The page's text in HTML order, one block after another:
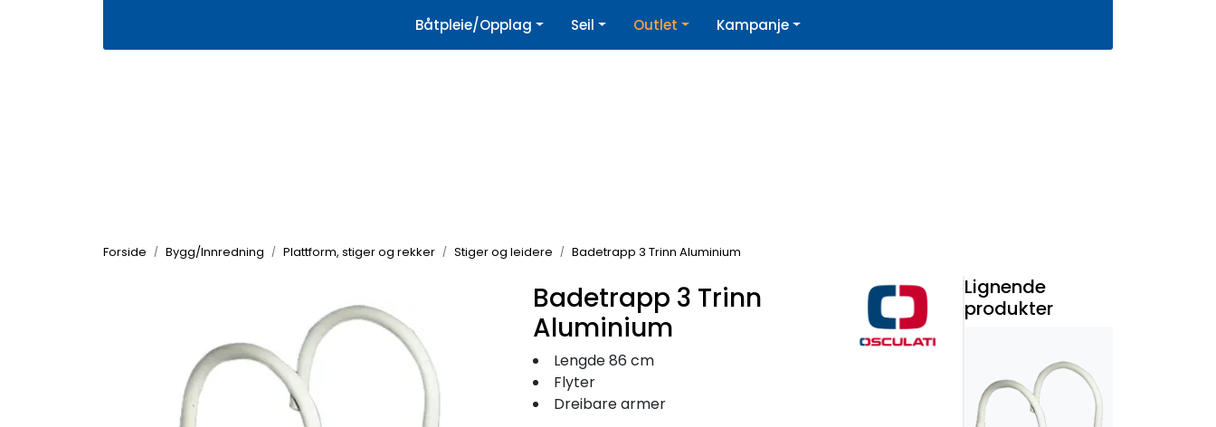
Kjøpshjelp | Nyhetsbrev
Båtpleie/Opplag Seil Outlet Kampanje
Forside Bygg/Innredning Plattform, stiger og rekker Stiger og leidere Badetrapp 3 Trinn Aluminium
Badetrapp 3 Trinn
Aluminium
Lengde 86 cm
Flyter
Dreibare armer
Lignende
produkter